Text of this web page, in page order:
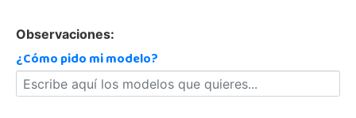
Observaciones:
¿Cómo pido mi modelo?